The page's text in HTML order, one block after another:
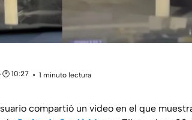
🕑 10:27
1 minuto lectura
compartió un video en el que